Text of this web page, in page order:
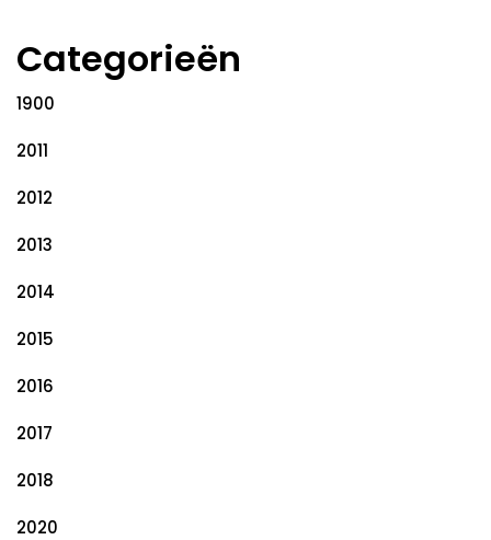
Categorieën
1900
2011
2012
2013
2014
2015
2016
2017
2018
2020